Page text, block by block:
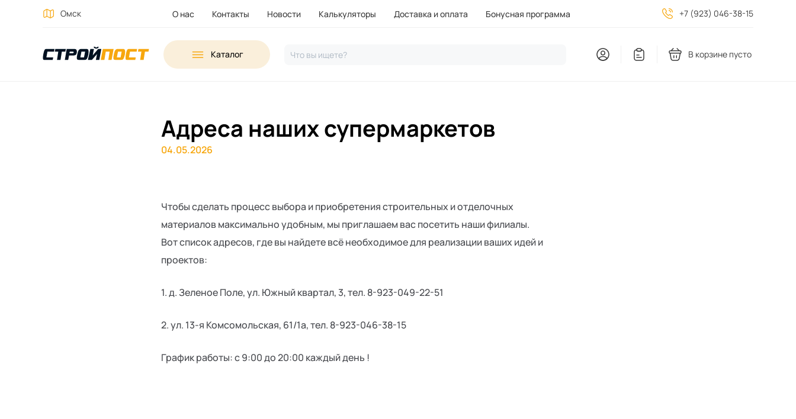
Каталог Что вы ищете? В корзине пусто
Омск О нас Контакты Новости Калькуляторы Доставка и оплата Бонусная программа +7 (923) 046-38-15
Адреса наших супермаркетов
04.05.2026
Чтобы сделать процесс выбора и приобретения строительных и отделочных
материалов максимально удобным, мы приглашаем вас посетить наши филиалы.
Вот список адресов, где вы найдете всё необходимое для реализации ваших идей и
проектов:
1. д. Зеленое Поле, ул. Южный квартал, 3, тел. 8-923-049-22-51
2. ул. 13-я Комсомольская, 61/1а, тел. 8-923-046-38-15
График работы: с 9:00 до 20:00 каждый день !